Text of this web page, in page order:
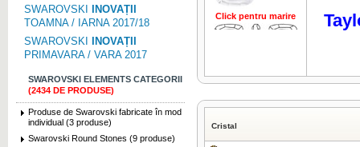
SWAROVSKI
INOVAȚII
TOAMNA / IARNA 2017/18
SWAROVSKI
INOVAȚII
PRIMAVARA / VARA 2017
SWAROVSKI ELEMENTS CATEGORII
(2434 DE PRODUSE)
Produse de Swarovski fabricate în mod
individual (3 produse)
Swarovski Round Stones (9 produse)
Click pentru marire
Click pentru marire
Cristal